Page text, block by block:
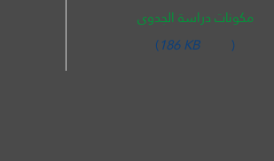
مكونات دراسة الجدوى
(186 KB )